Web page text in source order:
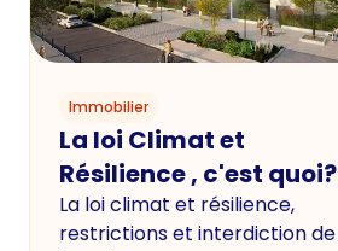
Immobilier
La loi Climat et
Résilience , c'est quoi?
La loi climat et résilience,
restrictions et interdiction de